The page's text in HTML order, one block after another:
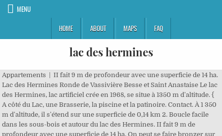
MENU
HOME
ABOUT MAPS FAQ
lac des hermines
Appartements | II fait 9 m de profondeur avec une superficie de 14 ha.
Lac des Hermines Ronde de Vassivière Besse et Saint Anastaise Le lac
des Hermines, lac artificiel crée en 1968, se situe à 1350 m d'altitude. {
A côté du Lac, une Brasserie, la piscine et la patinoire. Contact. À 1 350
m d'altitude, il s'étend sur une superficie de 0,14 km 2. Boucle facile
dans les sous-bois et autour du lac des Hermines. II fait 9 m de
profondeur avec une superficie de 14 ha. On peut se faire bronzer sur